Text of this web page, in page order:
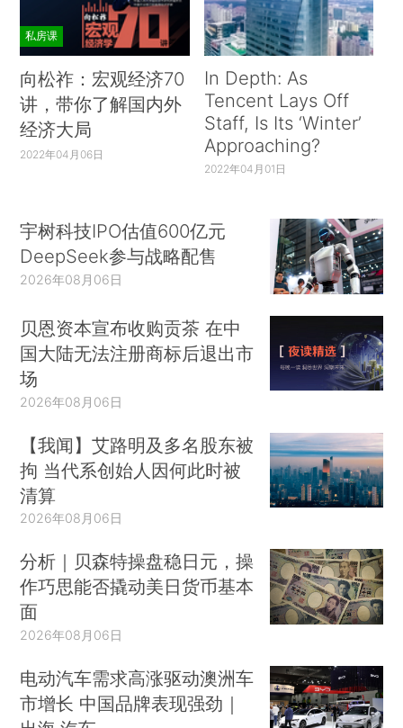
私房课
向松祚：宏观经济70
讲，带你了解国内外
经济大局
2022年04月06日
In Depth: As
Tencent Lays Off
Staff, Is Its ‘Winter’
Approaching?
2022年04月01日
宇树科技IPO估值600亿元
DeepSeek参与战略配售
2026年08月06日
贝恩资本宣布收购贡茶 在中
国大陆无法注册商标后退出市
场
2026年08月06日
【我闻】艾路明及多名股东被
拘 当代系创始人因何此时被
清算
2026年08月06日
分析｜贝森特操盘稳日元，操
作巧思能否撬动美日货币基本
面
2026年08月06日
电动汽车需求高涨驱动澳洲车
市增长 中国品牌表现强劲｜